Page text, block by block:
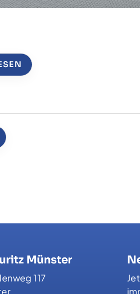
Münster
117